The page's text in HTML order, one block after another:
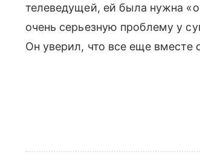
телеведущей, ей была нужна
очень серьезную проблему у
Он уверил, что все еще вместе